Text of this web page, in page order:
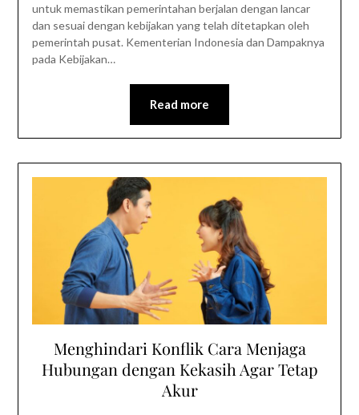
untuk memastikan pemerintahan berjalan dengan lancar
dan sesuai dengan kebijakan yang telah ditetapkan oleh
pemerintah pusat. Kementerian Indonesia dan Dampaknya
pada Kebijakan…
Read more
Menghindari Konflik Cara Menjaga
Hubungan dengan Kekasih Agar Tetap
Akur